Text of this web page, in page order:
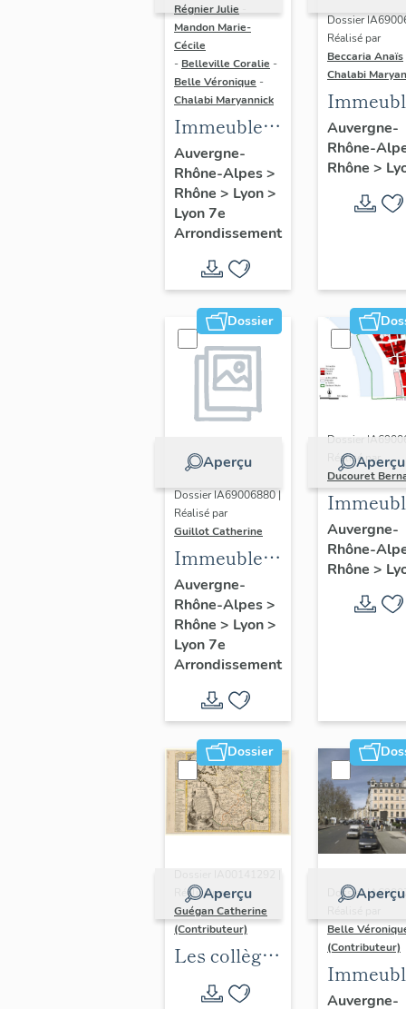
Régnier Julie
Mandon Marie-
Cécile
- Belleville Coralie -
Belle Véronique -
Chalabi Maryannick
Immeubles
du secteur
d'étude La
Guillotière
Auvergne-
Rhône-Alpes>
Rhône > Lyon>
Lyon 7e
Arrondissement
Dossier
Réalisé par
Beccaria Anaïs
Chalabi
des
Trente
rive
Auvergne-
Rhône-
Rhône >
Dossier
Aperçu
Dossier IA69006880 |
Réalisé par
Guillot Catherine
Immeubles,
maisons
Auvergne-
Rhône-Alpes>
Rhône > Lyon>
Lyon 7e
Arrondissement
Aperçu
Dossier
Réalisé par
Ducouret
du
Saint-
Auvergne-
Rhône-
Rhône >
Dossier
Aperçu
Réalisé par
Guégan Catherine
(Contributeur)
Les collèges
jésuites
Aperçu
Dossier
Belle
(Contributeur)
du
Auvergne-